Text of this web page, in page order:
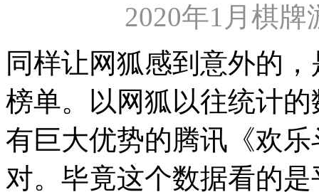
2020年1月棋牌
同样让网狐感到意外的
榜单。以网狐以往统计
有巨大优势的腾讯《欢
对。毕竟这个数据看的